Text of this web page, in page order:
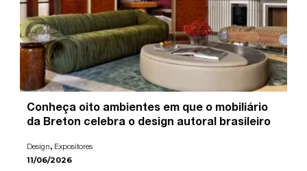
Conheça oito ambientes em que o mobiliário
da Breton celebra o design autoral brasileiro
Design, Expositores
11/06/2026